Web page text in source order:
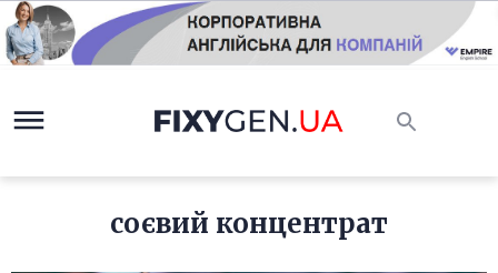
соєвий концентрат